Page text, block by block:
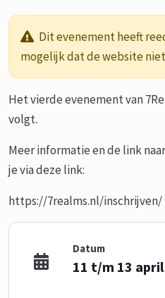
Dit evenement heeft
mogelijk dat de website
Het vierde evenement van
volgt.
Meer informatie en de link
je via deze link:
https://7realms.nl/inschrijven/
Datum
11 t/m 13